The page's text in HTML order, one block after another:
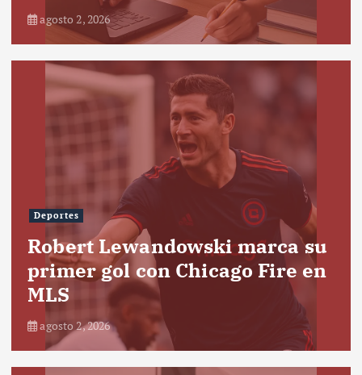
agosto 2, 2026
Deportes
Robert Lewandowski marca su
primer gol con Chicago Fire en
MLS
agosto 2, 2026